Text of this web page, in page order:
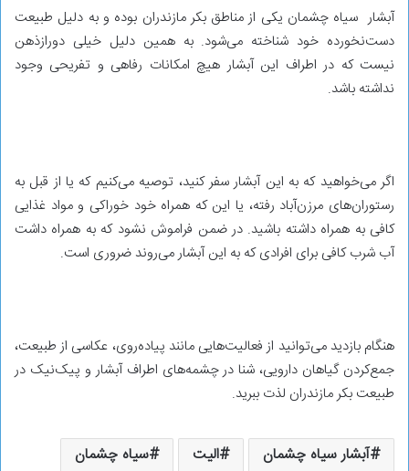
آبشار سیاه چشمان یکی از مناطق بکر مازندران بوده و به دلیل طبیعت
دست‌نخورده خود شناخته می‌شود. به همین دلیل خیلی دورازذهن
نیست که در اطراف این آبشار هیچ امکانات رفاهی و تفریحی وجود
نداشته باشد.
اگر می‌خواهید که به این آبشار سفر کنید، توصیه می‌کنیم که یا از قبل به
رستوران‌های مرزن‌آباد رفته، یا این که همراه خود خوراکی و مواد غذایی
کافی به همراه داشته باشید. در ضمن فراموش نشود که به همراه داشت
آب شرب کافی برای افرادی که به این آبشار می‌روند ضروری است.
هنگام بازدید می‌توانید از فعالیت‌هایی مانند پیاده‌روی، عکاسی از طبیعت،
جمع‌کردن گیاهان دارویی، شنا در چشمه‌های اطراف آبشار و پیک‌نیک در
طبیعت بکر مازندران لذت ببرید.
آبشار سیاه چشمان الیت
سیاه چشمان